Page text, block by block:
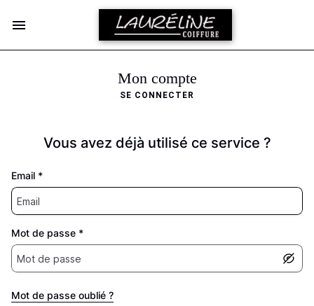
Mon compte
SE CONNECTER
Vous avez déjà utilisé ce service ?
Email *
Mot de passe *
Mot de passe oublié ?